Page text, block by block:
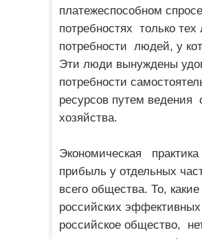
платежеспособном
потребностях только
потребности людей, у
Эти люди вынуждены
потребности
ресурсов путем ведения
хозяйства.
Экономическая
прибыль у отдельных
всего общества. То,
российских эффективных
российское общество,